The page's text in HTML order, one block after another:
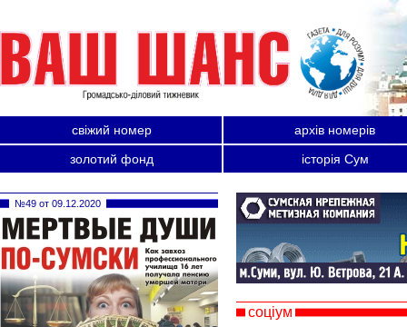
свіжий номер
архів номерів
золотий фонд
історія Сум
соціум
№49 от 09.12.2020